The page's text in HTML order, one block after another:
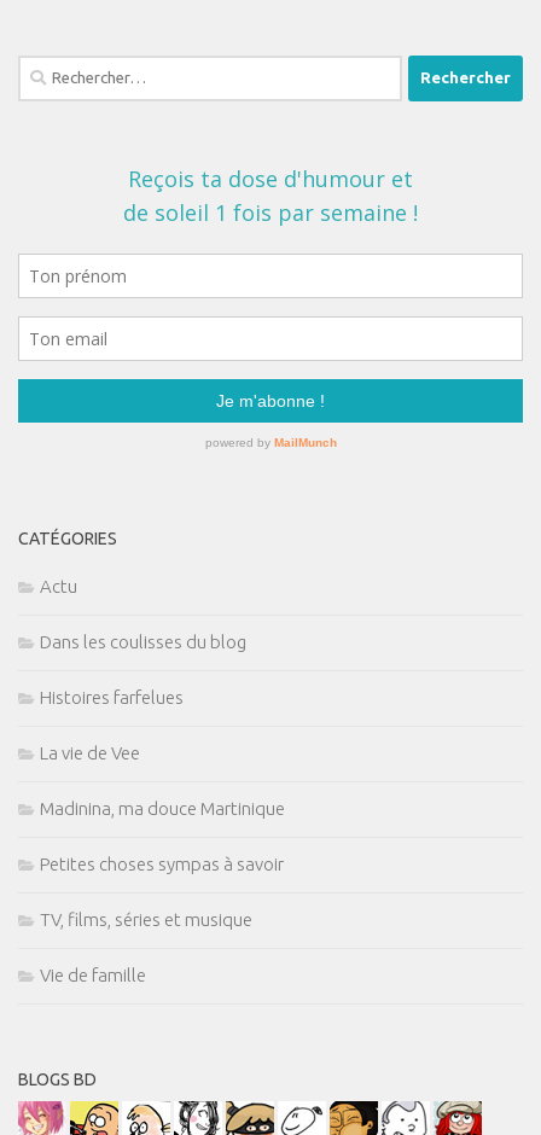
Rechercher :
CATÉGORIES
Actu
Dans les coulisses du blog
Histoires farfelues
La vie de Vee
Madinina, ma douce Martinique
Petites choses sympas à savoir
TV, films, séries et musique
Vie de famille
BLOGS BD